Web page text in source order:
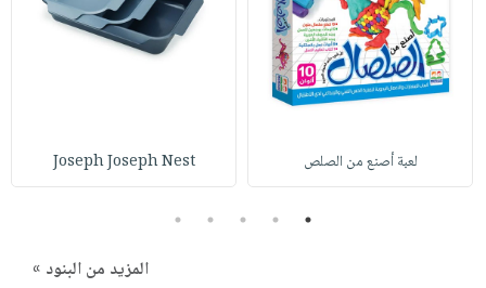
لعبة أصنع من الصلص Joseph Joseph Nest
1
2
3
4
5
المزيد من البنود »